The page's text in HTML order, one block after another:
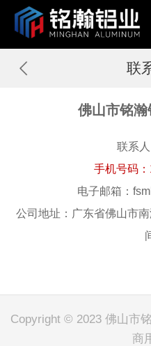
联
佛山市铭瀚
联系
手机号码
电子邮箱：
公司地址：广东省佛山市
Copyright © 2023 佛山市
商